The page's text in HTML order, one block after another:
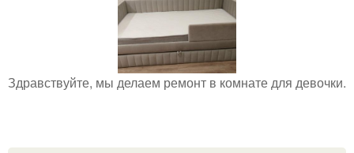
Здравствуйте, мы делаем ремонт в комнате для девочки.